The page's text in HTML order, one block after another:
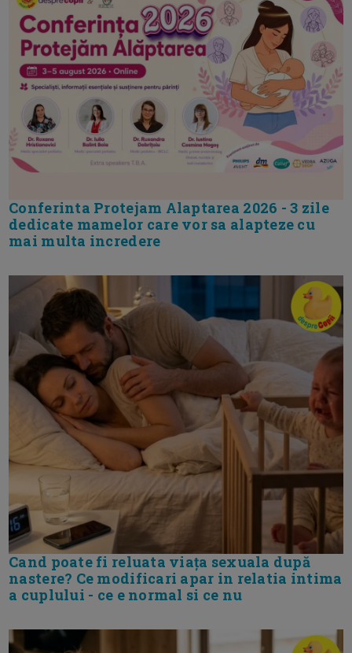
Conferinta Protejam Alaptarea 2026 - 3 zile
dedicate mamelor care vor sa alapteze cu
mai multa incredere
Cand poate fi reluata viața sexuala după
nastere? Ce modificari apar in relatia intima
a cuplului - ce e normal si ce nu